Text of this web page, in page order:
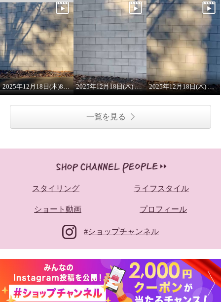
2025年12月18日(木)8:00 ON AIR 2025年12月18日(木) 8:00 ON AIR 2025年12月18日(木) 8:00 ON AIR ワンピース
一覧を見る
スタイリング ライフスタイル
ショート動画 プロフィール
#ショップチャンネル